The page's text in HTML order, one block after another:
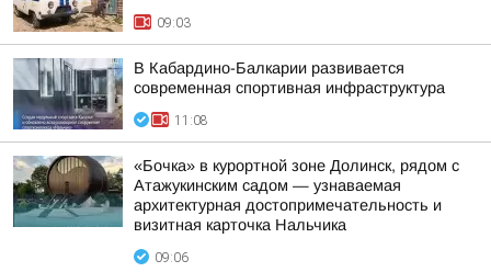
09:03
В Кабардино-Балкарии развивается
современная спортивная инфраструктура
11:08
«Бочка» в курортной зоне Долинск, рядом с
Атажукинским садом — узнаваемая
архитектурная достопримечательность и
визитная карточка Нальчика
09:06